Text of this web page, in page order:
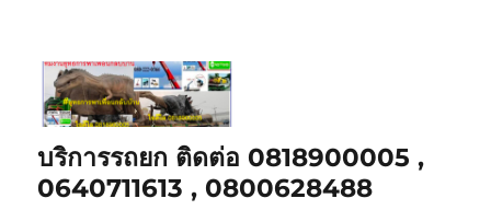
บริการรถยก ติดต่อ 0818900005 ,
0640711613 , 0800628488